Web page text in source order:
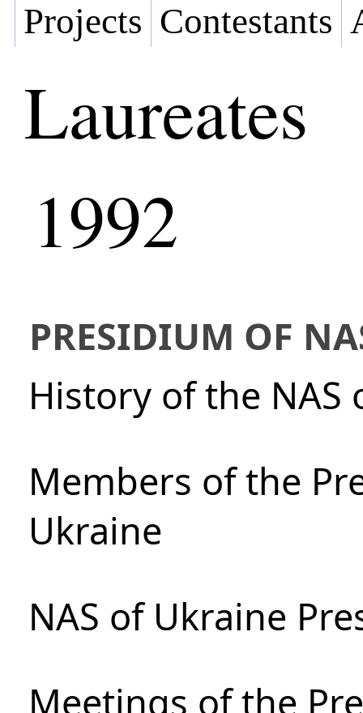
Projects Contestants
Laureates
1992
PRESIDIUM OF
History of the NAS
Members of the
Ukraine
NAS of Ukraine
Meetings of the